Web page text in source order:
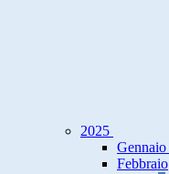
2025
Gennaio
Febbraio